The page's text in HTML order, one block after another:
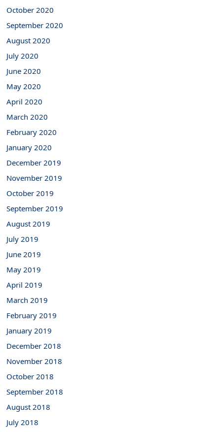
October 2020
September 2020
August 2020
July 2020
June 2020
May 2020
April 2020
March 2020
February 2020
January 2020
December 2019
November 2019
October 2019
September 2019
August 2019
July 2019
June 2019
May 2019
April 2019
March 2019
February 2019
January 2019
December 2018
November 2018
October 2018
September 2018
August 2018
July 2018